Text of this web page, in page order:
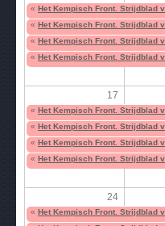
« Het Kempisch Front. Strijdblad
« Het Kempisch Front. Strijdblad
« Het Kempisch Front. Strijdblad
« Het Kempisch Front. Strijdblad
17
« Het Kempisch Front. Strijdblad
« Het Kempisch Front. Strijdblad
« Het Kempisch Front. Strijdblad
« Het Kempisch Front. Strijdblad
24
« Het Kempisch Front. Strijdblad